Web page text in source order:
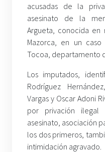
acusadas de la
asesinato de la
Argueta, conocida en
Mazorca, en un
Tocoa, departamento
Los imputados,
Rodríguez
Vargas y Oscar Adoni
por privación ilegal
asesinato, asociación
los dos primeros,
intimidación agravado.